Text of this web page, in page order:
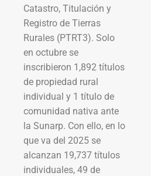
Catastro, Titulación y
Registro de Tierras
Rurales (PTRT3). Solo
en octubre se
inscribieron 1,892 títulos
de propiedad rural
individual y 1 título de
comunidad nativa ante
la Sunarp. Con ello, en lo
que va del 2025 se
alcanzan 19,737 títulos
individuales, 49 de